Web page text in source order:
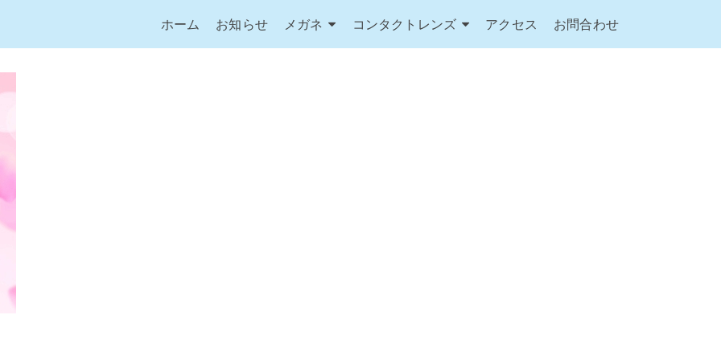
ホーム お知らせ メガネ コンタクトレンズ アクセス お問合わせ